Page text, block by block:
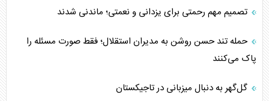
تصمیم مهم رحمتی برای یزدانی و نعمتی؛ ماندنی شدند
حمله تند حسن روشن به مدیران استقلال؛ فقط صورت مسئله را
پاک می‌کنند
گل‌گهر به دنبال میزبانی در تاجیکستان